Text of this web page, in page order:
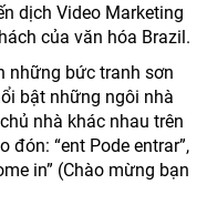
dịch Video Marketing
của văn hóa Brazil.
những bức tranh sơn
bật những ngôi nhà
nhà khác nhau trên
“ent Pode entrar”,
in” (Chào mừng bạn